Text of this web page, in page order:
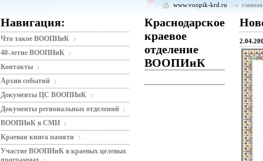
www.voopik-krd.ru главная
Навигация:
Что такое ВООПИиК
40-летие ВООПИиК
Контакты
Архив событий
Документы ЦС ВООПИиК
Документы региональных отделений
ВООПИиК в СМИ
Краевая книга памяти
Участие ВООПИиК в краевых целевых
Краснодарское
краевое
отделение
ВООПИиК